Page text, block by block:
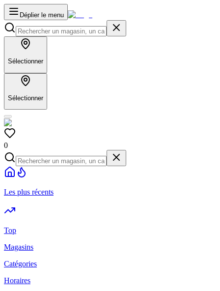
Déplier le menu
Sélectionner
Sélectionner
0
Les plus récents
Top
Magasins
Catégories
Horaires